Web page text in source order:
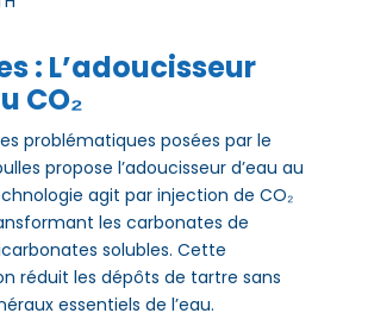
: L’adoucisseur
CO₂
problématiques posées par le
propose l’adoucisseur d’eau au
agit par injection de CO₂
les carbonates de
solubles. Cette
réduit les dépôts de tartre sans
essentiels de l’eau.